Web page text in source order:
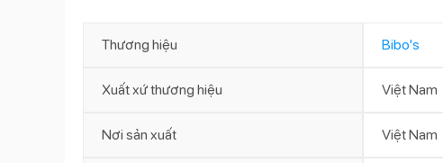
Thương hiệu Bibo's
Xuất xứ thương hiệu Việt Nam
Nơi sản xuất Việt Nam